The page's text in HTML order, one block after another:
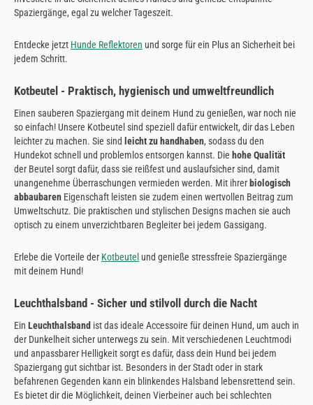
Spaziergänge, egal zu welcher Tageszeit.
Entdecke jetzt Hunde Reflektoren und sorge für ein Plus an Sicherheit bei
jedem Schritt.
Kotbeutel - Praktisch, hygienisch und umweltfreundlich
Einen sauberen Spaziergang mit deinem Hund zu genießen, war noch nie
so einfach! Unsere Kotbeutel sind speziell dafür entwickelt, dir das Leben
leichter zu machen. Sie sind leicht zu handhaben, sodass du den
Hundekot schnell und problemlos entsorgen kannst. Die hohe Qualität
der Beutel sorgt dafür, dass sie reißfest und auslaufsicher sind, damit
unangenehme Überraschungen vermieden werden. Mit ihrer biologisch
abbaubaren Eigenschaft leisten sie zudem einen wertvollen Beitrag zum
Umweltschutz. Die praktischen und stylischen Designs machen sie auch
optisch zu einem unverzichtbaren Begleiter bei jedem Gassigang.
Erlebe die Vorteile der Kotbeutel und genieße stressfreie Spaziergänge
mit deinem Hund!
Leuchthalsband - Sicher und stilvoll durch die Nacht
Ein Leuchthalsband ist das ideale Accessoire für deinen Hund, um auch in
der Dunkelheit sicher unterwegs zu sein. Mit verschiedenen Leuchtmodi
und anpassbarer Helligkeit sorgt es dafür, dass dein Hund bei jedem
Spaziergang gut sichtbar ist. Besonders in der Stadt oder in stark
befahrenen Gegenden kann ein blinkendes Halsband lebensrettend sein.
Es bietet dir die Möglichkeit, deinen Vierbeiner auch bei schlechten